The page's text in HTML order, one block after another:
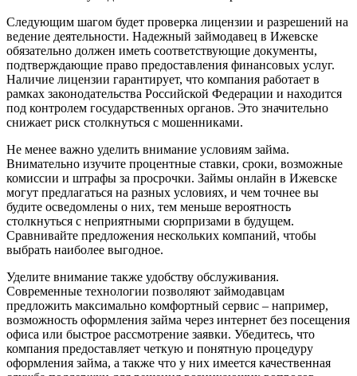
Следующим шагом будет проверка лицензии и разрешений на
ведение деятельности. Надежный займодавец в Ижевске
обязательно должен иметь соответствующие документы,
подтверждающие право предоставления финансовых услуг.
Наличие лицензии гарантирует, что компания работает в
рамках законодательства Российской Федерации и находится
под контролем государственных органов. Это значительно
снижает риск столкнуться с мошенниками.
Не менее важно уделить внимание условиям займа.
Внимательно изучите процентные ставки, сроки, возможные
комиссии и штрафы за просрочки. Займы онлайн в Ижевске
могут предлагаться на разных условиях, и чем точнее вы
будите осведомлены о них, тем меньше вероятность
столкнуться с неприятными сюрпризами в будущем.
Сравнивайте предложения нескольких компаний, чтобы
выбрать наиболее выгодное.
Уделите внимание также удобству обслуживания.
Современные технологии позволяют займодавцам
предложить максимально комфортный сервис – например,
возможность оформления займа через интернет без посещения
офиса или быстрое рассмотрение заявки. Убедитесь, что
компания предоставляет четкую и понятную процедуру
оформления займа, а также что у них имеется качественная